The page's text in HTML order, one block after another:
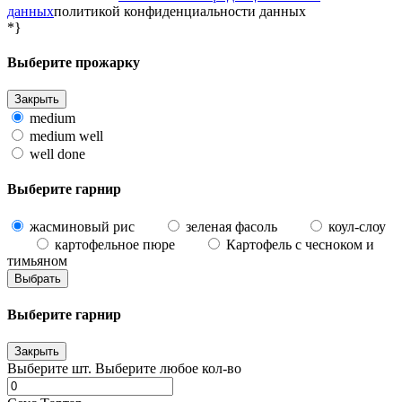
данныхполитикой конфиденциальности данных
*}
Выберите прожарку
Закрыть
medium
medium well
well done
Выберите гарнир
жасминовый рис зеленая фасоль
коул-слоу
картофельное пюре
Картофель с чесноком и
тимьяном
Выбрать
Выберите гарнир
Закрыть
Выберите шт. Выберите любое кол-во